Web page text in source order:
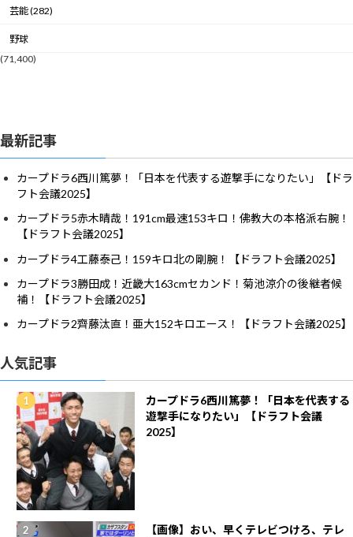
芸能 (282)
野球
(71,400)
最新記事
カープドラ6西川篤夢！「日本を代表する遊撃手になりたい」【ドラ
フト会議2025】
カープドラ5赤木晴哉！191cm最速153キロ！佛教大の本格派右腕！
【ドラフト会議2025】
カープドラ4工藤泰己！159キロ北の剛腕！【ドラフト会議2025】
カープドラ3勝田成！近畿大163cmセカンド！菊池涼介の後継者候
補！【ドラフト会議2025】
カープドラ2齊藤汰直！亜大152キロエース！【ドラフト会議2025】
人気記事
カープドラ6西川篤夢！「日本を代表する
遊撃手になりたい」【ドラフト会議
2025】
【画像】おい、早くテレビつけろ、テレ